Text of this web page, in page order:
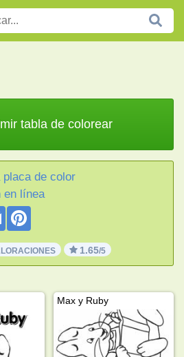
tabla de colorear
placa de color
en línea
1.65/5
Max y Ruby